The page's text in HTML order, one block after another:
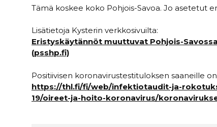
Tämä koskee koko Pohjois-Savoa. Jo asetetut
Lisätietoja Kysterin verkkosivuilta:
Eristyskäytännöt muuttuvat Pohjois-
(psshp.fi)
Positiivisen koronavirustestituloksen saaneille
https://thl.fi/fi/web/infektiotaudit-ja-
19/oireet-ja-hoito-koronavirus/